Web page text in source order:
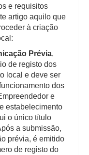
e requisitos
artigo aquilo que
à criação
Prévia,
de registo dos
local e deve ser
dos
e
estabelecimento
o único título
a submissão,
prévia, é emitido
de registo do